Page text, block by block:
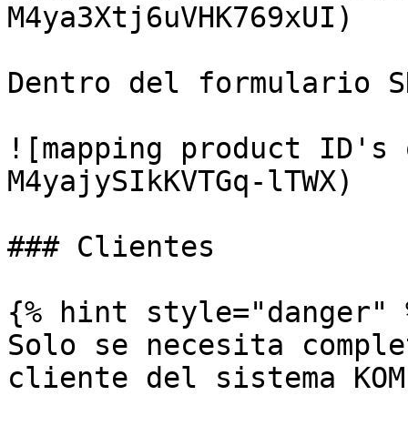
M4ya3Xtj6uVHK769xUI)
Dentro del formulario
![mapping product
M4yajySIkKVTGq-lTWX)
### Clientes
{% hint style="danger"
Solo se necesita
cliente del sistema